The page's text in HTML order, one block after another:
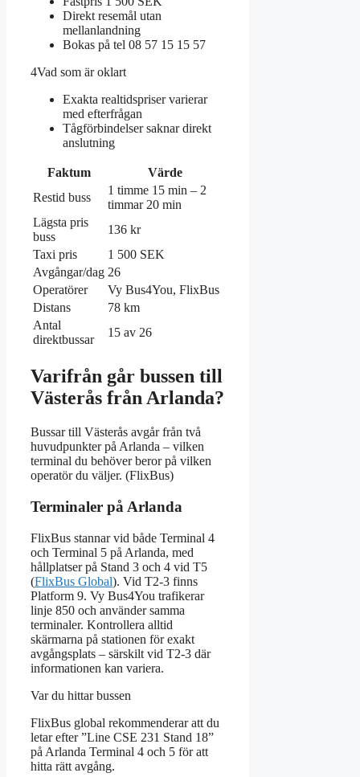
Direkt resemål utan
mellanlandning
Bokas på tel 08 57 15 15 57
4Vad som är oklart
Exakta realtidspriser varierar
med efterfrågan
Tågförbindelser saknar direkt
anslutning
Faktum
Värde
Restid buss
1 timme 15 min – 2
timmar 20 min
Lägsta pris
buss
136 kr
Taxi pris
1 500 SEK
Avgångar/dag 26
Operatörer
Vy Bus4You, FlixBus
Distans
78 km
Antal
direktbussar
15 av 26
Varifrån går bussen till
Västerås från Arlanda?
Bussar till Västerås avgår från två
huvudpunkter på Arlanda – vilken
terminal du behöver beror på vilken
operatör du väljer. (FlixBus)
Terminaler på Arlanda
FlixBus stannar vid både Terminal 4
och Terminal 5 på Arlanda, med
hållplatser på Stand 3 och 4 vid T5
(FlixBus Global). Vid T2-3 finns
Platform 9. Vy Bus4You trafikerar
linje 850 och använder samma
terminaler. Kontrollera alltid
skärmarna på stationen för exakt
avgångsplats – särskilt vid T2-3 där
informationen kan variera.
Var du hittar bussen
FlixBus global rekommenderar att du
letar efter ”Line CSE 231 Stand 18”
på Arlanda Terminal 4 och 5 för att
hitta rätt avgång.